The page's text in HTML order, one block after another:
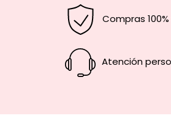
Compras
Atención